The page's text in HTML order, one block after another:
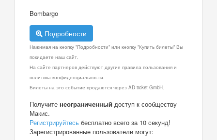
Bombargo
Подробности
Нажимая на кнопку "Подробности" или кнопку "Купить билеты" Вы
покидаете наш сайт.
На сайте партнеров действуют другие правила пользования и
политика конфиденциальности.
Билеты на это событие продаются через AD ticket GmbH.
Получите неограниченный доступ к сообществу
Макис.
Регистрируйтесь бесплатно всего за 10 секунд!
Зарегистрированные пользователи могут: